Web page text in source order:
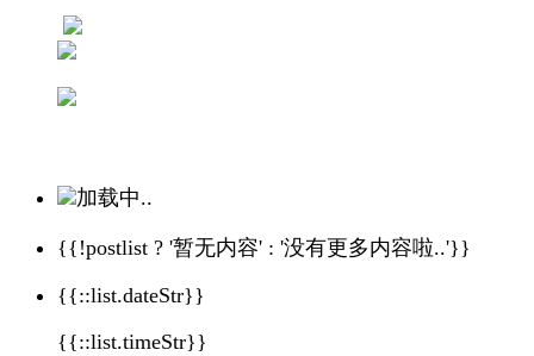
加载中..
{{!postlist ? '暂无内容' : '没有更多内容啦..'}}
{{::list.dateStr}}
{{::list.timeStr}}